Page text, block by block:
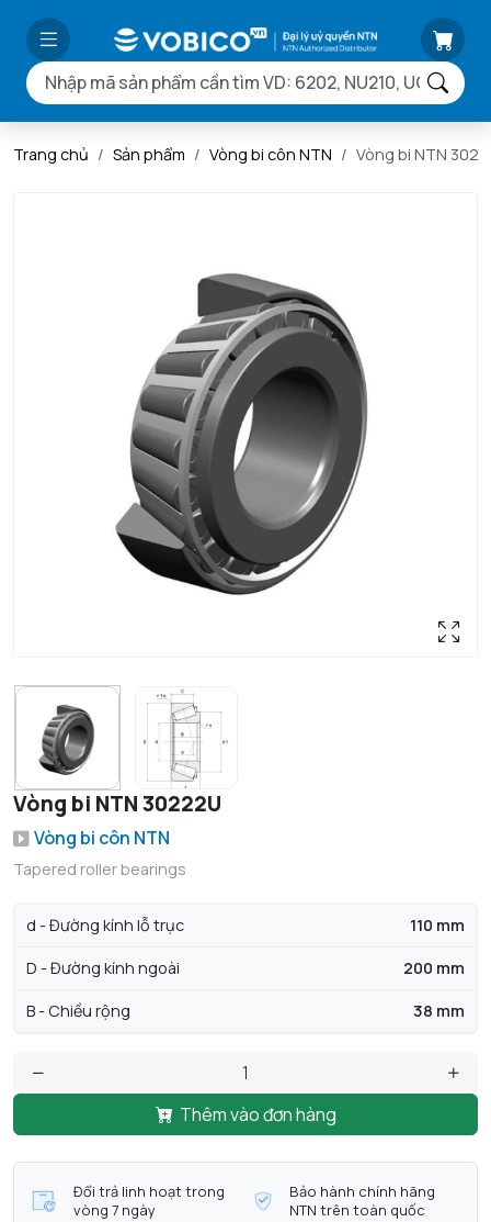
Trang chủ Sản phẩm Vòng bi côn NTN Vòng bi NTN
Vòng bi NTN 30222U
Vòng bi côn NTN
Tapered roller bearings
d - Đường kính lỗ trục 110 mm
D - Đường kính ngoài 200 mm
B - Chiều rộng 38 mm
Thêm vào đơn hàng
Đổi trả linh hoạt trong
vòng 7 ngày
Bảo hành chính hãng
NTN trên toàn quốc